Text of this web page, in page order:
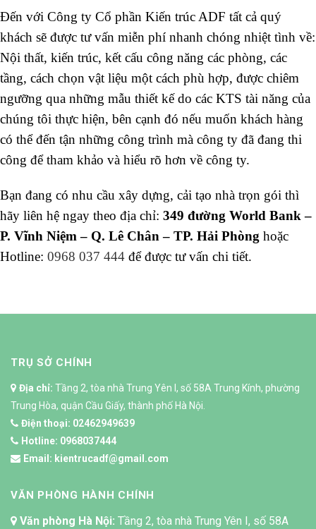
Đến với Công ty Cổ phần Kiến trúc ADF tất cả quý
khách sẽ được tư vấn miễn phí nhanh chóng nhiệt tình về:
Nội thất, kiến trúc, kết cấu công năng các phòng, các
tầng, cách chọn vật liệu một cách phù hợp, được chiêm
ngưỡng qua những mẫu thiết kế do các KTS tài năng của
chúng tôi thực hiện, bên cạnh đó nếu muốn khách hàng
có thể đến tận những công trình mà công ty đã đang thi
công để tham khảo và hiểu rõ hơn về công ty.
Bạn đang có nhu cầu xây dựng, cải tạo nhà trọn gói thì
hãy liên hệ ngay theo địa chỉ: 349 đường World Bank –
P. Vĩnh Niệm – Q. Lê Chân – TP. Hải Phòng hoặc
Hotline: 0968 037 444 để được tư vấn chi tiết.
TRỤ SỞ CHÍNH
Địa chỉ: Tầng 2, tòa nhà Trung Yên I, số 58A Trung Kính, phường
Trung Hòa, quận Cầu Giấy, thành phố Hà Nội.
Điện thoại: 02462949639
Hotline: 0968037444
Email: kientrucadf@gmail.com
VĂN PHÒNG HÀNH CHÍNH
Văn phòng Hà Nội: Tầng 2, tòa nhà Trung Yên I, số 58A